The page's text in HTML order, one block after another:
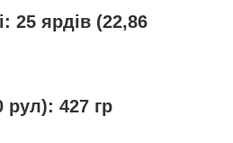
25 ярдів (22,86
рул): 427 гр